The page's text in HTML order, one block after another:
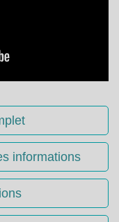
informations